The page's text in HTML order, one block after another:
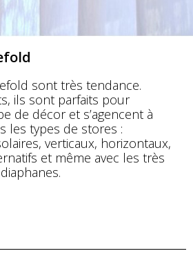
sont très tendance.
ils sont parfaits pour
de décor et s’agencent à
les types de stores :
verticaux, horizontaux,
et même avec les très